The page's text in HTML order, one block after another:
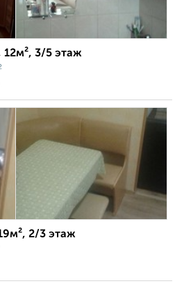
12м², 3/5 этаж
2/3 этаж